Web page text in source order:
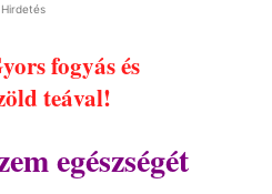
Hirdetés
fogyás és
teával!
egészségét